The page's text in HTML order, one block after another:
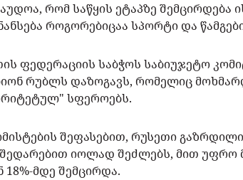
რომ საწყის ეტაპზე
როგორებიცაა სპორტი და
ფედერაციის საბჭოს საბიუჯეტო
რუბლს დაზოგავს, რომელიც
სფეროებს.
შეფასებით, რუსეთი
იოლად შეძლებს, მით უფრო
18%-მდე შემცირდა.